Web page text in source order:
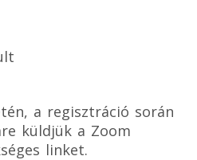
a regisztráció során
küldjük a Zoom
linket.